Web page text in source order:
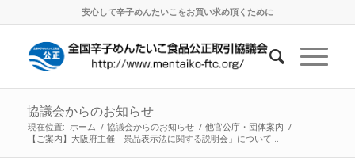
安心して辛子めんたいこをお買い求め頂くために
協議会からのお知らせ
現在位置: ホーム / 協議会からのお知らせ / 他官公庁・団体案内 /
【ご案内】大阪府主催「景品表示法に関する説明会」について...